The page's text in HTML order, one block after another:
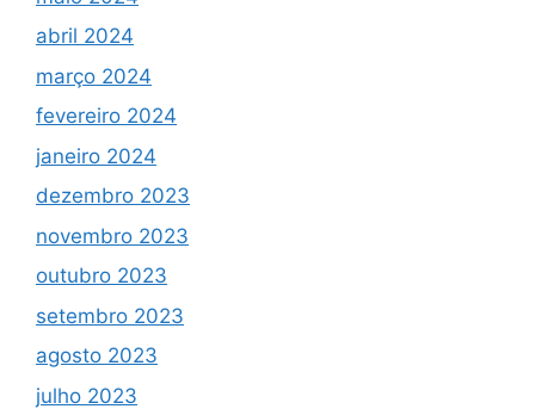
abril 2024
março 2024
fevereiro 2024
janeiro 2024
dezembro 2023
novembro 2023
outubro 2023
setembro 2023
agosto 2023
julho 2023